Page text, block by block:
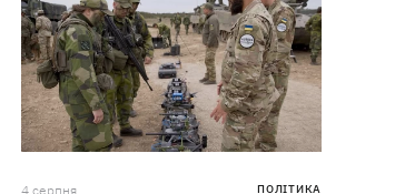
4 серпня ПОЛІТИКА